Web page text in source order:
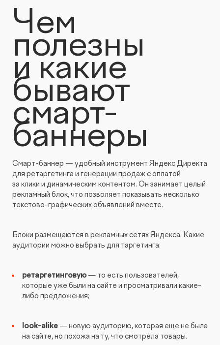
Чем
полезны
и какие
бывают
смарт-
баннеры
Смарт-баннер — удобный инструмент Яндекс Директа
для ретаргетинга и генерации продаж с оплатой
за клики и динамическим контентом. Он занимает целый
рекламный блок, что позволяет показывать несколько
текстово-графических объявлений вместе.
Блоки размещаются в рекламных сетях Яндекса. Какие
аудитории можно выбрать для таргетинга:
ретаргетинговую— то есть пользователей,
которые уже были на сайте и просматривали какие-
либо предложения;
look-alike — новую аудиторию, которая еще не была
на сайте, но похожа на ту, что смотрела товары.